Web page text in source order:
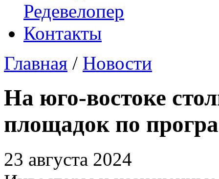
Редевелопер
Контакты
Главная / Новости
На юго-востоке
площадок по
23 августа 2024